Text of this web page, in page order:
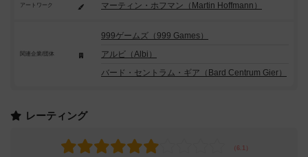
アートワーク マーティン・ホフマン（Martin Hoffmann）
関連企業/団体
999ゲームズ（999 Games）
アルビ（Albi）
バード・セントラム・ギア（Bard Centrum Gier）
レーティング